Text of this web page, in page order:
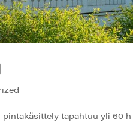
tapahtuu yli 60